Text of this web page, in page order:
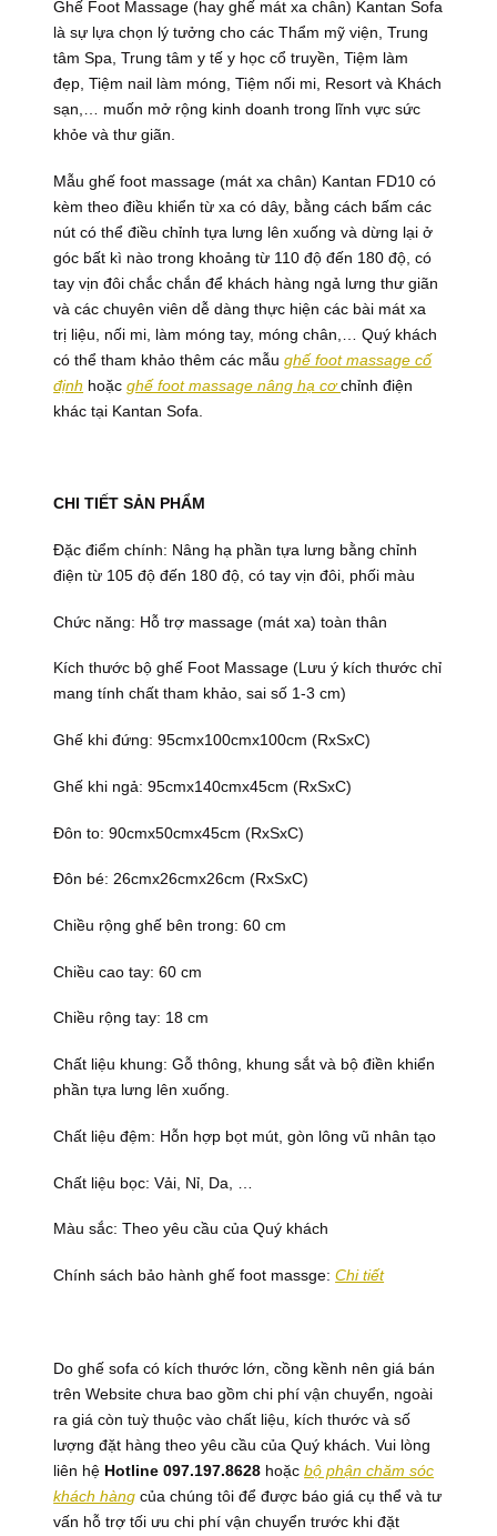
Ghế Foot Massage (hay ghế mát xa chân) Kantan Sofa
là sự lựa chọn lý tưởng cho các Thẩm mỹ viện, Trung
tâm Spa, Trung tâm y tế y học cổ truyền, Tiệm làm
đẹp, Tiệm nail làm móng, Tiệm nối mi, Resort và Khách
sạn,… muốn mở rộng kinh doanh trong lĩnh vực sức
khỏe và thư giãn.
Mẫu ghế foot massage (mát xa chân) Kantan FD10 có
kèm theo điều khiển từ xa có dây, bằng cách bấm các
nút có thể điều chỉnh tựa lưng lên xuống và dừng lại ở
góc bất kì nào trong khoảng từ 110 độ đến 180 độ, có
tay vịn đôi chắc chắn để khách hàng ngả lưng thư giãn
và các chuyên viên dễ dàng thực hiện các bài mát xa
trị liệu, nối mi, làm móng tay, móng chân,… Quý khách
có thể tham khảo thêm các mẫughế foot massage cố
định hoặcghế foot massage nâng hạ cơchỉnh điện
khác tại Kantan Sofa.
CHI TIẾT SẢN PHẨM
Đặc điểm chính: Nâng hạ phần tựa lưng bằng chỉnh
điện từ 105 độ đến 180 độ, có tay vịn đôi, phối màu
Chức năng: Hỗ trợ massage (mát xa) toàn thân
Kích thước bộ ghế Foot Massage (Lưu ý kích thước chỉ
mang tính chất tham khảo, sai số 1-3 cm)
Ghế khi đứng: 95cmx100cmx100cm (RxSxC)
Ghế khi ngả: 95cmx140cmx45cm (RxSxC)
Đôn to: 90cmx50cmx45cm (RxSxC)
Đôn bé: 26cmx26cmx26cm (RxSxC)
Chiều rộng ghế bên trong: 60 cm
Chiều cao tay: 60 cm
Chiều rộng tay: 18 cm
Chất liệu khung: Gỗ thông, khung sắt và bộ điền khiển
phần tựa lưng lên xuống.
Chất liệu đệm: Hỗn hợp bọt mút, gòn lông vũ nhân tạo
Chất liệu bọc: Vải, Nỉ, Da, …
Màu sắc: Theo yêu cầu của Quý khách
Chính sách bảo hành ghế foot massge:Chi tiết
Do ghế sofa có kích thước lớn, cồng kềnh nên giá bán
trên Website chưa bao gồm chi phí vận chuyển, ngoài
ra giá còn tuỳ thuộc vào chất liệu, kích thước và số
lượng đặt hàng theo yêu cầu của Quý khách. Vui lòng
liên hệ Hotline 097.197.8628 hoặcbộ phận chăm sóc
khách hàng của chúng tôi để được báo giá cụ thể và tư
vấn hỗ trợ tối ưu chi phí vận chuyển trước khi đặt